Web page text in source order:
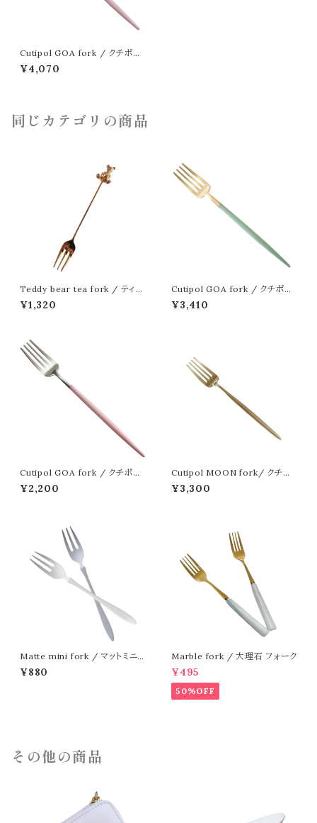
Cutipol GOA fork / クチポー
ル ゴア フォーク ローズゴールド
¥4,070
同じカテゴリの商品
Teddy bear tea fork / ティー
フォーク ベア
¥1,320
Cutipol GOA fork / クチポー
ル ゴア フォーク ゴールド
¥3,410
Cutipol GOA fork / クチポー
ル ゴア フォーク シルバー
¥2,200
Cutipol MOON fork/ クチポ
ール ムーン フォーク シャンパン
¥3,300
Matte mini fork / マットミニフ
ォーク
¥880
Marble fork / 大理石 フォーク
¥495
50%OFF
その他の商品